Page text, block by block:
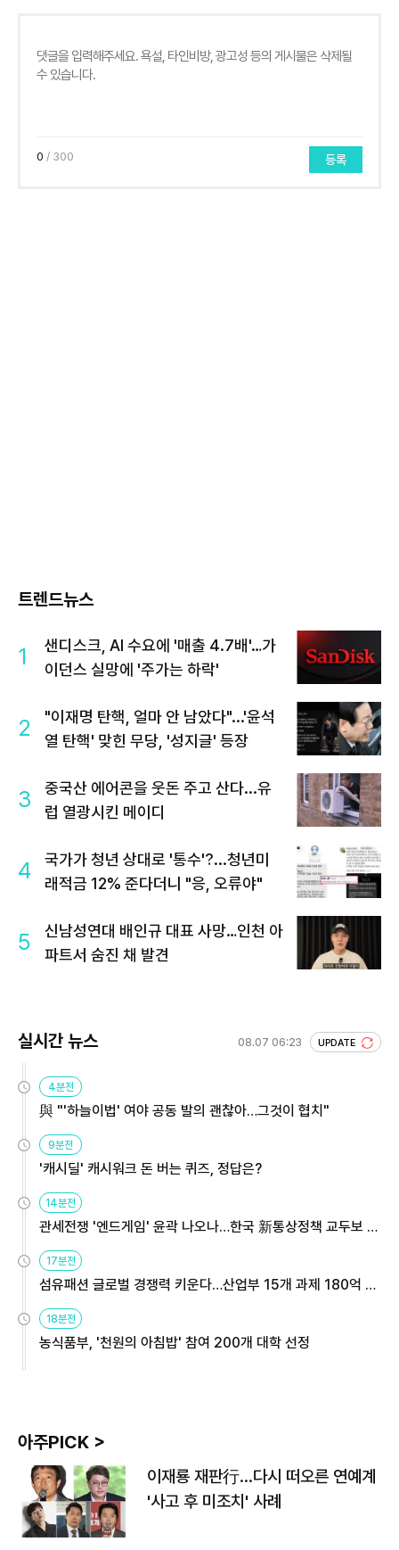
0 / 300 등록
트렌드뉴스
1
샌디스크, AI 수요에 '매출 4.7배'…가
이던스 실망에 '주가는 하락'
2
"이재명 탄핵, 얼마 안 남았다"...'윤석
열 탄핵' 맞힌 무당, '성지글' 등장
3
중국산 에어콘을 웃돈 주고 산다...유
럽 열광시킨 메이디
4
국가가 청년 상대로 '통수'?...청년미
래적금 12% 준다더니 "응, 오류야"
5
신남성연대 배인규 대표 사망…인천 아
파트서 숨진 채 발견
실시간 뉴스 08.07 06:23 UPDATE
4분전
與 "'하늘이법' 여야 공동 발의 괜찮아…그것이 협치"
9분전
'캐시딜' 캐시워크 돈 버는 퀴즈, 정답은?
14분전
관세전쟁 '엔드게임' 윤곽 나오나…한국 新통상정책 교두보 활
17분전
섬유패션 글로벌 경쟁력 키운다…산업부 15개 과제 180억 지
18분전
농식품부, '천원의 아침밥' 참여 200개 대학 선정
아주PICK >
이재룡 재판行…다시 떠오른 연예계
'사고 후 미조치' 사례